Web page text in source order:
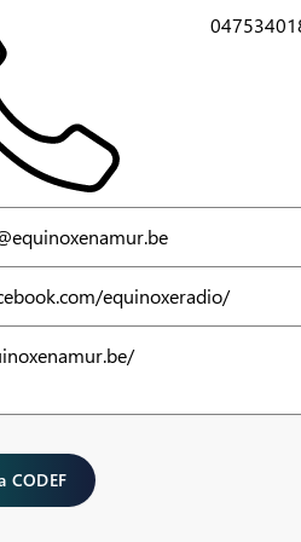
equinoxeradio/
CODEF